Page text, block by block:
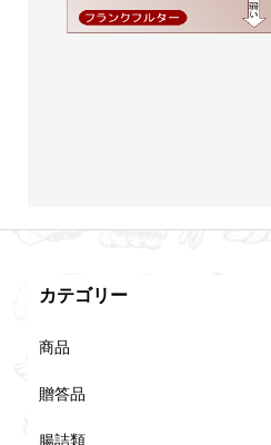
カテゴリー
商品
贈答品
腸詰類